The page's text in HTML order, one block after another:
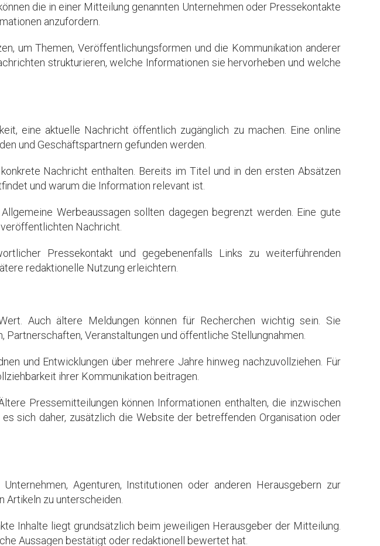
die in einer Mitteilung genannten Unternehmen oder Pressekontakte
anzufordern.
um Themen, Veröffentlichungsformen und die Kommunikation anderer
strukturieren, welche Informationen sie hervorheben und welche
eine aktuelle Nachricht öffentlich zugänglich zu machen. Eine online
und Geschäftspartnern gefunden werden.
Nachricht enthalten. Bereits im Titel und in den ersten Absätzen
und warum die Information relevant ist.
Werbeaussagen sollten dagegen begrenzt werden. Eine gute
Nachricht.
Pressekontakt und gegebenenfalls Links zu weiterführenden
redaktionelle Nutzung erleichtern.
Auch ältere Meldungen können für Recherchen wichtig sein. Sie
Veranstaltungen und öffentliche Stellungnahmen.
und Entwicklungen über mehrere Jahre hinweg nachzuvollziehen. Für
ihrer Kommunikation beitragen.
Pressemitteilungen können Informationen enthalten, die inzwischen
sich daher, zusätzlich die Website der betreffenden Organisation oder
Agenturen, Institutionen oder anderen Herausgebern zur
zu unterscheiden.
Inhalte liegt grundsätzlich beim jeweiligen Herausgeber der Mitteilung.
Aussagen bestätigt oder redaktionell bewertet hat.